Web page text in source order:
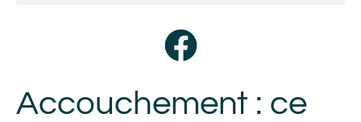
Accouchement : ce